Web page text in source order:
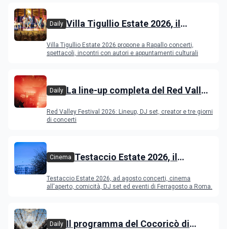
Daily Villa Tigullio Estate 2026, il
Villa Tigullio Estate 2026 propone a Rapallo concerti,
spettacoli, incontri con autori e appuntamenti culturali
Daily La line-up completa del Red Valley
Red Valley Festival 2026: Lineup, DJ set, creator e tre giorni
di concerti
Cinema Testaccio Estate 2026, il
Ferragosto
Testaccio Estate 2026, ad agosto concerti, cinema
all'aperto, comicità, DJ set ed eventi di Ferragosto a Roma.
Daily Il programma del Cocoricò di